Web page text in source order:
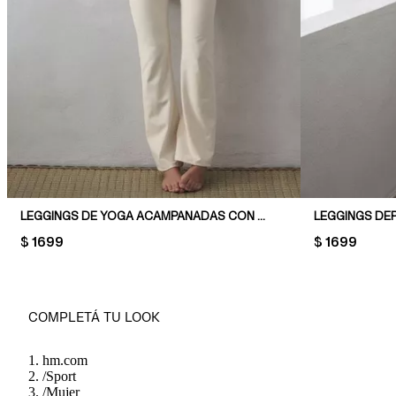
LEGGINGS DE YOGA ACAMPANADAS CON SOFTMOVE™
PRICE:
$ 1699 PRICE:
$ 1699
COMPLETÁ TU LOOK
hm.com
/Sport
/Mujer